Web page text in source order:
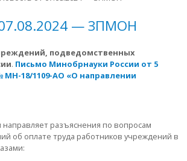
— ЗПМОН
подведомственных
. Письмо Минобрнауки России от 5
МН-18/1109-АО «О направлении
разъяснения по вопросам
об оплате труда работников учреждений в